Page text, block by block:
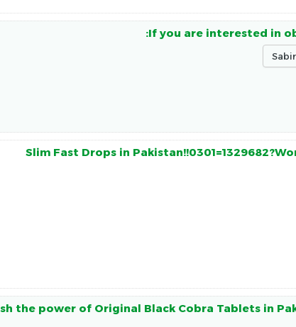
If you are interested in
Slim Fast Drops in
the power of Original Black Cobra Tablets in